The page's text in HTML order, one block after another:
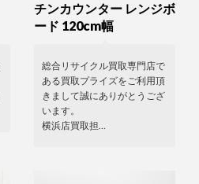
チンカウンター レンジボ
ード 120cm幅
総合リサイクル買取専門店で
ある買取プライズをご利用頂
きまして誠にありがとうござ
います。
横浜店買取担…